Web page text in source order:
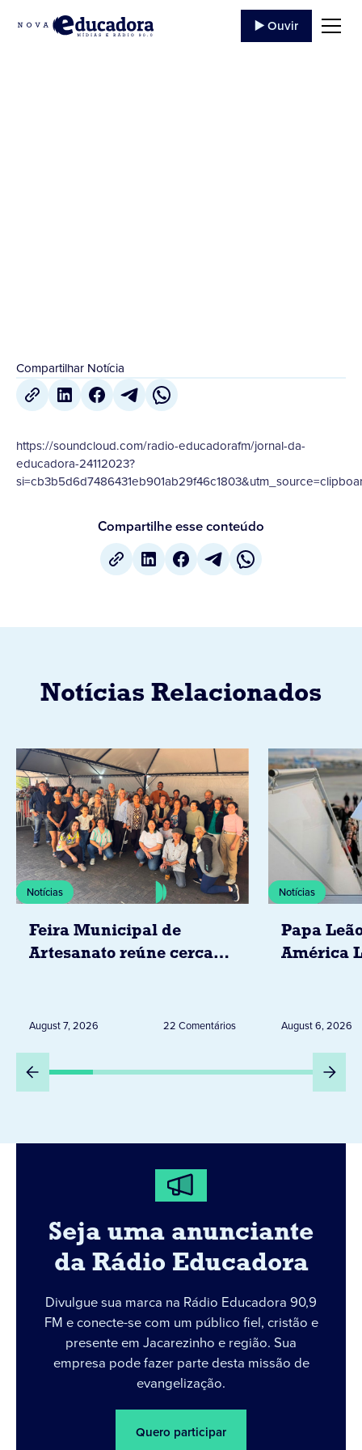
▶️ Ouvir
Compartilhar Notícia
https://soundcloud.com/radio-educadorafm/jornal-da-
educadora-24112023?
Compartilhe esse conteúdo
Notícias Relacionados
Notícias
Feira Municipal de
Artesanato reúne cerca
August 7, 2026 22 Comentários
Notícias
Papa
América
Peru
August 6, 2026
Seja uma anunciante
da Rádio Educadora
Divulgue sua marca na Rádio Educadora 90,9
FM e conecte-se com um público fiel, cristão e
presente em Jacarezinho e região. Sua
empresa pode fazer parte desta missão de
evangelização.
Quero participar